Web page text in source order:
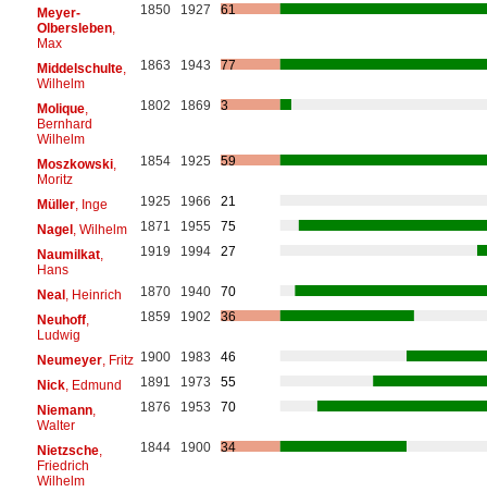
Meyer-
Olbersleben,
Max
1850 1927 61
Middelschulte,
Wilhelm
1863 1943 77
Molique,
Bernhard
Wilhelm
1802 1869 3
Moszkowski,
Moritz
1854 1925 59
Müller, Inge 1925 1966
21
Nagel, Wilhelm 1871 1955
75
Naumilkat,
Hans
1919 1994 27
Neal, Heinrich 1870 1940
70
Neuhoff,
Ludwig
1859 1902 36
Neumeyer, Fritz 1900 1983
46
Nick, Edmund 1891 1973
55
Niemann,
Walter
1876 1953 70
Nietzsche,
Friedrich
Wilhelm
1844 1900 34